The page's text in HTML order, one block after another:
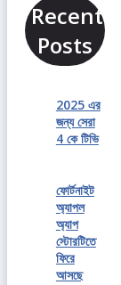
Recent
Posts
2025 এর
জন্য সেরা
4 কে টিভি
ফোর্টনাইট
অ্যাপল
অ্যাপ
স্টোরটিতে
ফিরে
আসছে